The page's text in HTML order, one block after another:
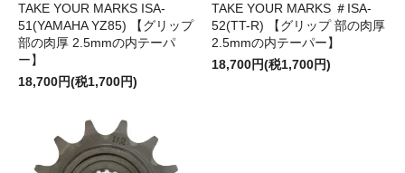
TAKE YOUR MARKS ISA-
51(YAMAHA YZ85) 【グリップ
部の肉厚 2.5mmの内テーパ
ー】
18,700円(税1,700円)
TAKE YOUR MARKS ＃ISA-
52(TT-R) 【グリップ 部の肉厚
2.5mmの内テーパー】
18,700円(税1,700円)